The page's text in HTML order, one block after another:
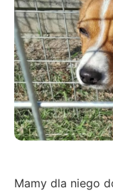
Mamy dla niego